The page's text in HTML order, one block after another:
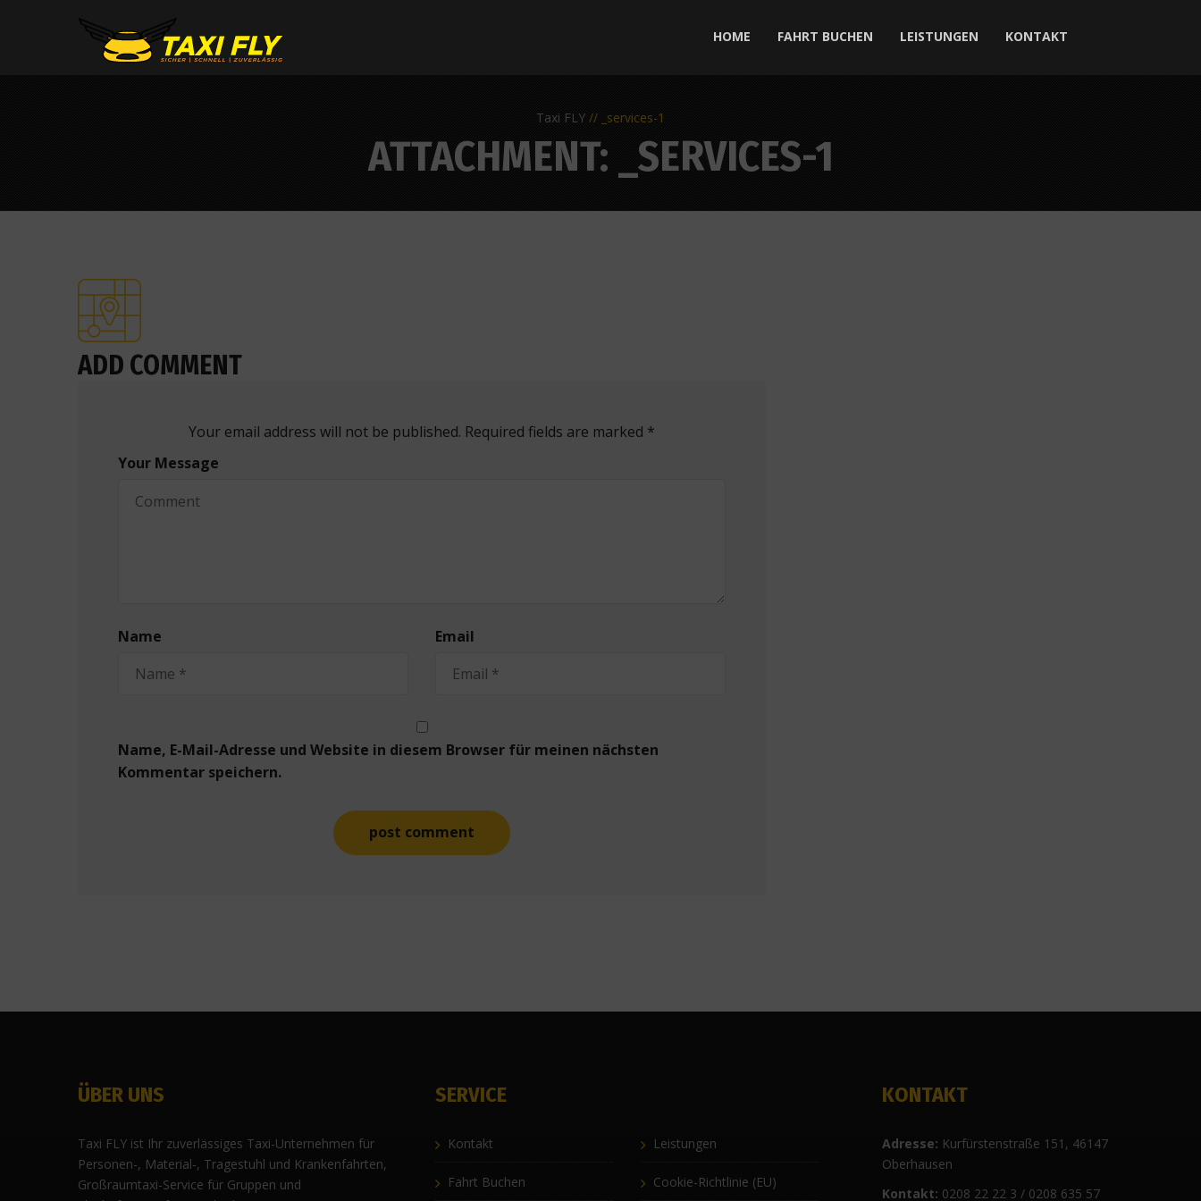
HOME FAHRT BUCHEN LEISTUNGEN KONTAKT
Taxi FLY _services-1
ATTACHMENT: _SERVICES-1
ADD COMMENT
Your email address will not be published. Required fields are marked *
Your Message
Name Email
Name, E-Mail-Adresse und Website in diesem Browser für meinen nächsten
Kommentar speichern.
ÜBER UNS
Taxi FLY ist Ihr zuverlässiges Taxi-Unternehmen für
Personen-, Material-, Tragestuhl und Krankenfahrten,
Großraumtaxi-Service für Gruppen und
SERVICE
Kontakt Leistungen
Fahrt Buchen Cookie-Richtlinie (EU)
KONTAKT
Adresse: Kurfürstenstraße 151, 46147
Oberhausen
Kontakt: 0208 22 22 3 / 0208 635 57